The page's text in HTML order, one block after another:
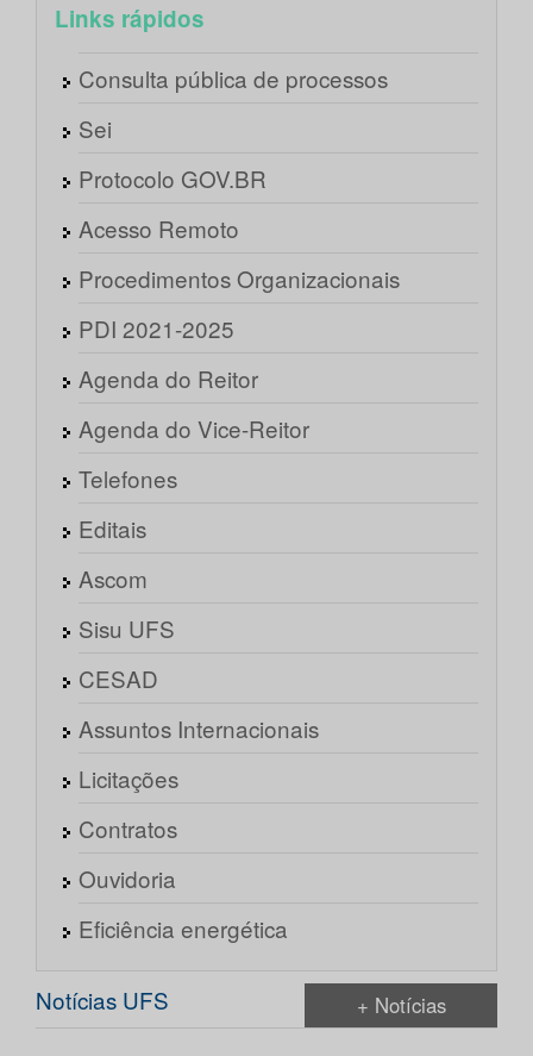
Links rápidos
Consulta pública de processos
Sei
Protocolo GOV.BR
Acesso Remoto
Procedimentos Organizacionais
PDI 2021-2025
Agenda do Reitor
Agenda do Vice-Reitor
Telefones
Editais
Ascom
Sisu UFS
CESAD
Assuntos Internacionais
Licitações
Contratos
Ouvidoria
Eficiência energética
Notícias UFS + Notícias